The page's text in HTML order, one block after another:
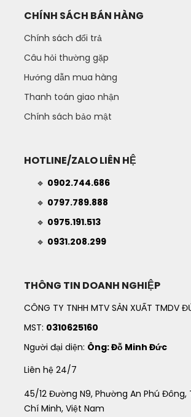
CHÍNH SÁCH BÁN HÀNG
Chính sách đổi trả
Câu hỏi thường gặp
Hướng dẫn mua hàng
Thanh toán giao nhận
Chính sách bảo mật
HOTLINE/ZALO LIÊN HỆ
🔹 0902.744.686
🔹 0797.789.888
🔹 0975.191.513
🔹 0931.208.299
THÔNG TIN DOANH NGHIỆP
CÔNG TY TNHH MTV SẢN XUẤT TMDV
MST: 0310625160
Người đại diện: Ông: Đỗ Minh Đức
Liên hệ 24/7
45/12 Đường N9, Phường An Phú Đông,
Chí Minh, Việt Nam